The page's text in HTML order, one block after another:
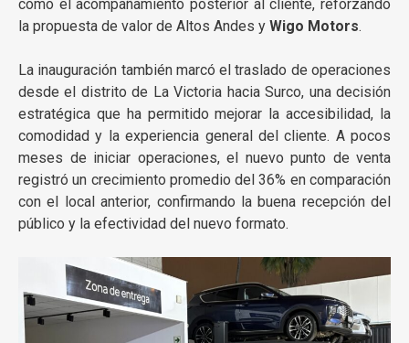
como el acompañamiento posterior al cliente, reforzando
la propuesta de valor de Altos Andes y Wigo Motors.
La inauguración también marcó el traslado de operaciones
desde el distrito de La Victoria hacia Surco, una decisión
estratégica que ha permitido mejorar la accesibilidad, la
comodidad y la experiencia general del cliente. A pocos
meses de iniciar operaciones, el nuevo punto de venta
registró un crecimiento promedio del 36% en comparación
con el local anterior, confirmando la buena recepción del
público y la efectividad del nuevo formato.